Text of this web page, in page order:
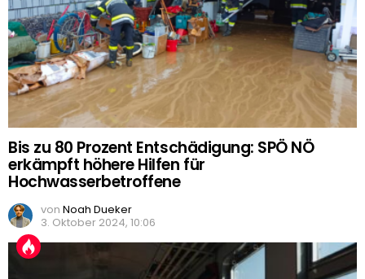
Bis zu 80 Prozent Entschädigung: SPÖ NÖ
erkämpft höhere Hilfen für
Hochwasserbetroffene
von Noah Dueker
3. Oktober 2024, 10:06